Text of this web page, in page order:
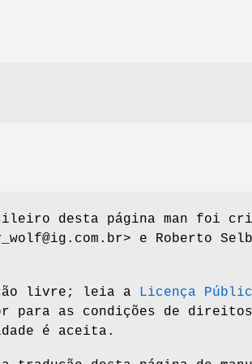
desta página man foi
e Roberto
livre; leia a Licença
para as condições de direitos
é aceita.